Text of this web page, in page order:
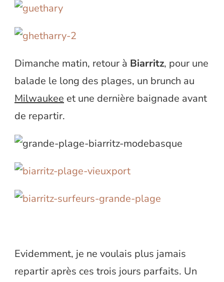
Dimanche matin, retour à Biarritz, pour une
balade le long des plages, un brunch au
Milwaukee et une dernière baignade avant
de repartir.
Evidemment, je ne voulais plus jamais
repartir après ces trois jours parfaits. Un